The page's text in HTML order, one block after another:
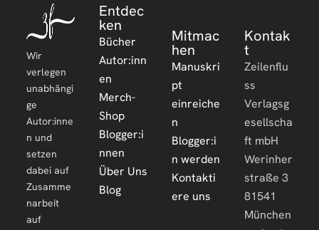
Wir
verlegen
unabhängi
ge
Autor:inne
n und
setzen
dabei auf
Zusamme
narbeit
auf
Entdec
ken
Bücher
Autor:inn
en
Merch-
Shop
Blogger:i
nnen
Über Uns
Blog
Mitmac
hen
Manuskri
pt
einreiche
n
Blogger:i
n werden
Kontakti
ere uns
Kontak
t
Zeilenflu
ss
Verlagsg
esellscha
ft mbH
Werinher
straße 3
81541
München